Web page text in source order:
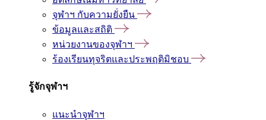
จุฬาฯ กับความยั่งยืน
ข้อมูลและสถิติ
หน่วยงานของจุฬาฯ
ร้องเรียนทุจริตและประพฤติมิชอบ
รู้จักจุฬาฯ
แนะนำจุฬาฯ